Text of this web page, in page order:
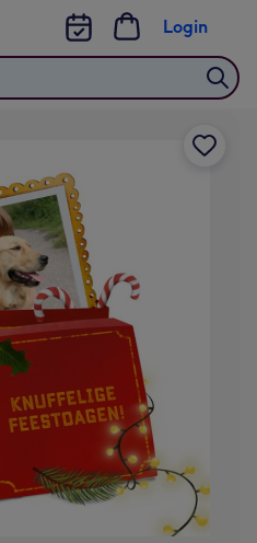
Login